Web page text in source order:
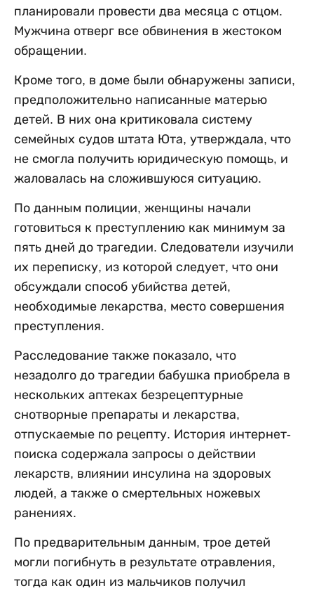
планировали провести два месяца с отцом.
Мужчина отверг все обвинения в жестоком
обращении.
Кроме того, в доме были обнаружены записи,
предположительно написанные матерью
детей. В них она критиковала систему
семейных судов штата Юта, утверждала, что
не смогла получить юридическую помощь, и
жаловалась на сложившуюся ситуацию.
По данным полиции, женщины начали
готовиться к преступлению как минимум за
пять дней до трагедии. Следователи изучили
их переписку, из которой следует, что они
обсуждали способ убийства детей,
необходимые лекарства, место совершения
преступления.
Расследование также показало, что
незадолго до трагедии бабушка приобрела в
нескольких аптеках безрецептурные
снотворные препараты и лекарства,
отпускаемые по рецепту. История интернет-
поиска содержала запросы о действии
лекарств, влиянии инсулина на здоровых
людей, а также о смертельных ножевых
ранениях.
По предварительным данным, трое детей
могли погибнуть в результате отравления,
тогда как один из мальчиков получил